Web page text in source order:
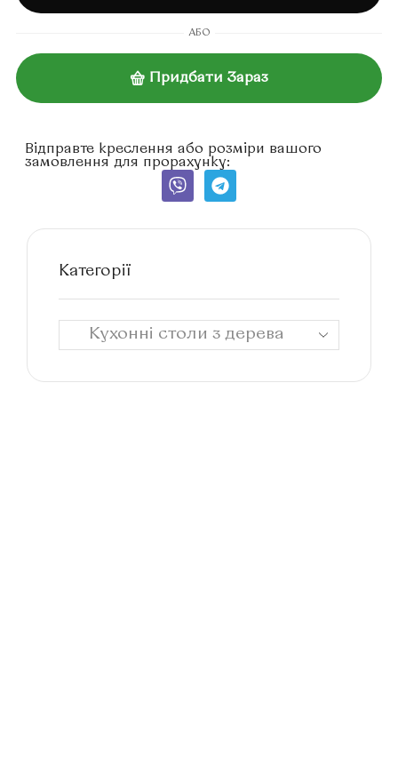
АБО
Придбати Зараз
Відправте креслення або розміри вашого
замовлення для прорахунку:
Категорії